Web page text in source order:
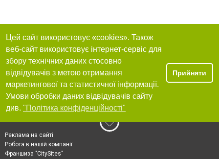
Цей сайт використовує «cookies». Також
веб-сайт використовує інтернет-сервіс для
збору технічних даних стосовно
відвідувачів з метою отримання
маркетингової та статистичної інформації.
Умови обробки даних відвідувачів сайту
див. "Політика конфіденційності"
Прийняти
Реклама на сайті
Робота в нашій компанії
Франшиза "CitySites"